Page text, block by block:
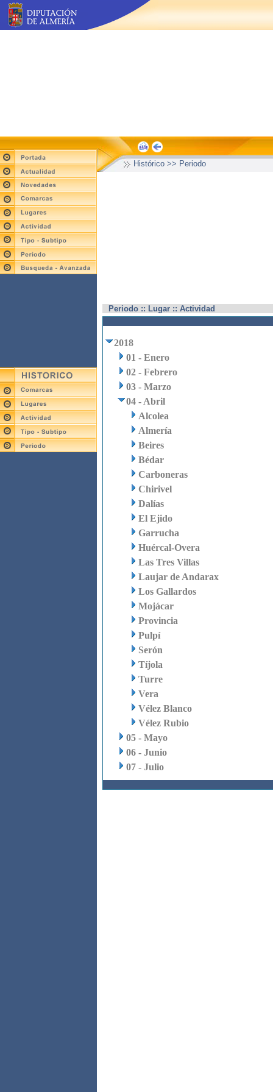
Histórico >> Periodo
Periodo :: Lugar :: Actividad
2018
01 - Enero
02 - Febrero
03 - Marzo
04 - Abril
Alcolea
Almería
Beires
Bédar
Carboneras
Chirivel
Dalías
El Ejido
Garrucha
Huércal-Overa
Las Tres Villas
Laujar de Andarax
Los Gallardos
Mojácar
Provincia
Pulpí
Serón
Tíjola
Turre
Vera
Vélez Blanco
Vélez Rubio
05 - Mayo
06 - Junio
07 - Julio